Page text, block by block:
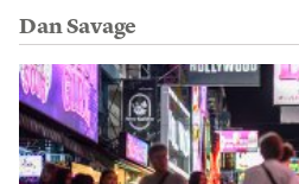
Dan Savage